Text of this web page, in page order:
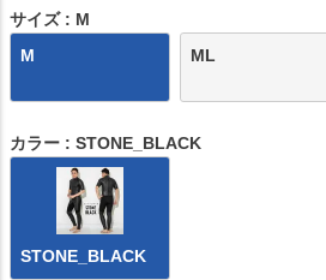
サイズ
M
M
ML
カラー STONE_BLACK
STONE_BLACK